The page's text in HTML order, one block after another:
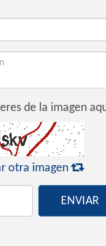
de la imagen
otra imagen 
ENVIAR